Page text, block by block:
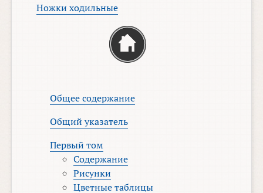
Ножки ходильные
Общее содержание
Общий указатель
Первый том
Содержание
Рисунки
Цветные таблицы